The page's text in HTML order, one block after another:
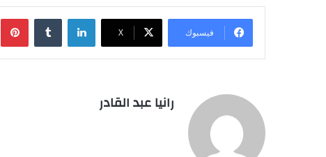
فيسبوك ‫X
لينكدإن
رانيا عبد القادر